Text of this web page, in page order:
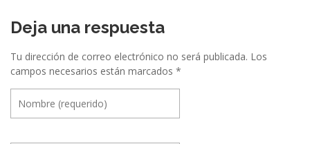
Deja una respuesta
Tu dirección de correo electrónico no será publicada. Los
campos necesarios están marcados *